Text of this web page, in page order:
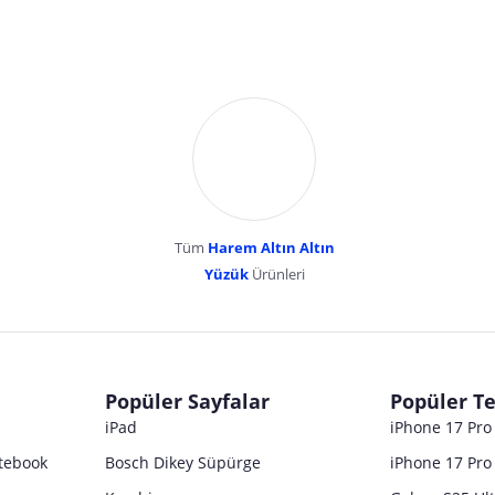
YENİBOSNA MERKEZ MAH LADİN SOK
Tüm Harem Altın Altın
YüzükÜrünleri
Popüler Sayfalar
iPad
Bosch Dikey Süpürge
Popüler
iPhone 17
iPhone 17 Pro